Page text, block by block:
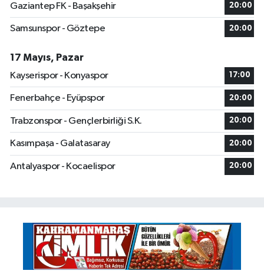
Gaziantep FK - Başakşehir 20:00
Samsunspor - Göztepe 20:00
17 Mayıs, Pazar
Kayserispor - Konyaspor
17:00
Fenerbahçe - Eyüpspor 20:00
Trabzonspor - Gençlerbirliği S.K. 20:00
Kasımpaşa - Galatasaray 20:00
Antalyaspor - Kocaelispor 20:00